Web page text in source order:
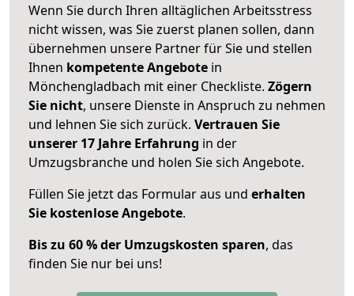
Wenn Sie durch Ihren alltäglichen Arbeitsstress
nicht wissen, was Sie zuerst planen sollen, dann
übernehmen unsere Partner für Sie und stellen
Ihnen kompetente Angebote in
Mönchengladbach mit einer Checkliste. Zögern
Sie nicht, unsere Dienste in Anspruch zu nehmen
und lehnen Sie sich zurück. Vertrauen Sie
unserer 17 Jahre Erfahrung in der
Umzugsbranche und holen Sie sich Angebote.
Füllen Sie jetzt das Formular aus und erhalten
Sie kostenlose Angebote.
Bis zu 60 % der Umzugskosten sparen, das
finden Sie nur bei uns!